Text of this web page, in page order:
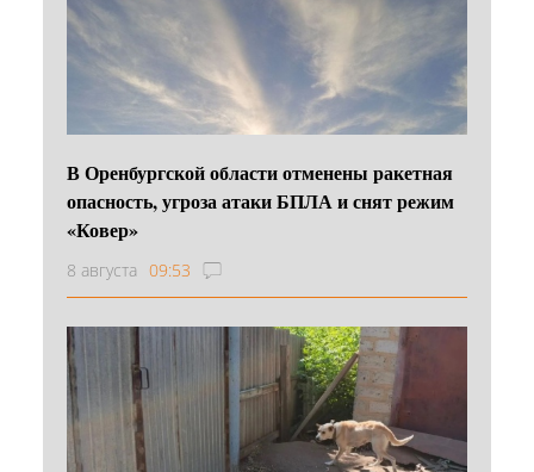
В Оренбургской области отменены ракетная
опасность, угроза атаки БПЛА и снят режим
«Ковер»
8 августа 09:53